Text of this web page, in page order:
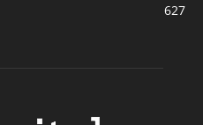
627